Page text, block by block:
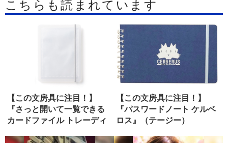
こちらも読まれています
【この文房具に注目！】
『さっと開いて一覧できる
カードファイル トレーディ
【この文房具に注目！】
『パスワードノート ケルベ
ロス』（テージー）